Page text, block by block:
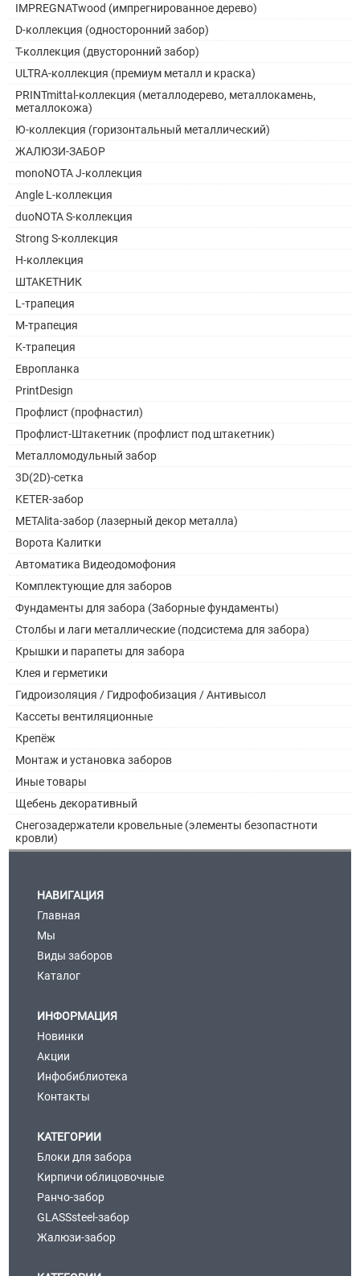
IMPREGNATwood (импрегнированное дерево)
D-коллекция (односторонний забор)
Т-коллекция (двусторонний забор)
ULTRA-коллекция (премиум металл и краска)
PRINTmittal-коллекция (металлодерево, металлокамень,
металлокожа)
Ю-коллекция (горизонтальный металлический)
ЖАЛЮЗИ-ЗАБОР
monoNOTA J-коллекция
Angle L-коллекция
duoNOTA S-коллекция
Strong S-коллекция
H-коллекция
ШТАКЕТНИК
L-трапеция
M-трапеция
K-трапеция
Европланка
PrintDesign
Профлист (профнастил)
Профлист-Штакетник (профлист под штакетник)
Металломодульный забор
3D(2D)-сетка
KETER-забор
METAlita-забор (лазерный декор металла)
Ворота Калитки
Автоматика Видеодомофония
Комплектующие для заборов
Фундаменты для забора (Заборные фундаменты)
Столбы и лаги металлические (подсистема для забора)
Крышки и парапеты для забора
Клея и герметики
Гидроизоляция / Гидрофобизация / Антивысол
Кассеты вентиляционные
Крепёж
Монтаж и установка заборов
Иные товары
Щебень декоративный
Снегозадержатели кровельные (элементы безопастноти
кровли)
НАВИГАЦИЯ
Главная
Мы
Виды заборов
Каталог
ИНФОРМАЦИЯ
Новинки
Акции
Инфобиблиотека
Контакты
КАТЕГОРИИ
Блоки для забора
Кирпичи облицовочные
Ранчо-забор
GLASSsteel-забор
Жалюзи-забор